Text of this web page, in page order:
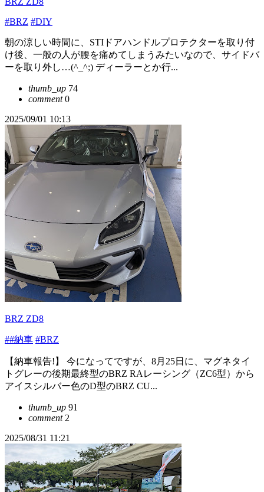
#BRZ #DIY
朝の涼しい時間に、STIドアハンドルプロテクターを取り付
け後、一般の人が腰を痛めてしまうみたいなので、サイドバ
ーを取り外し…(^_^;) ディーラーとか行...
thumb_up 74
comment0
2025/09/01 10:13
BRZ ZD8
##納車 #BRZ
【納車報告!】 今になってですが、8月25日に、マグネタイ
トグレーの後期最終型のBRZ RAレーシング（ZC6型）から
アイスシルバー色のD型のBRZ CU...
thumb_up 91
comment2
2025/08/31 11:21